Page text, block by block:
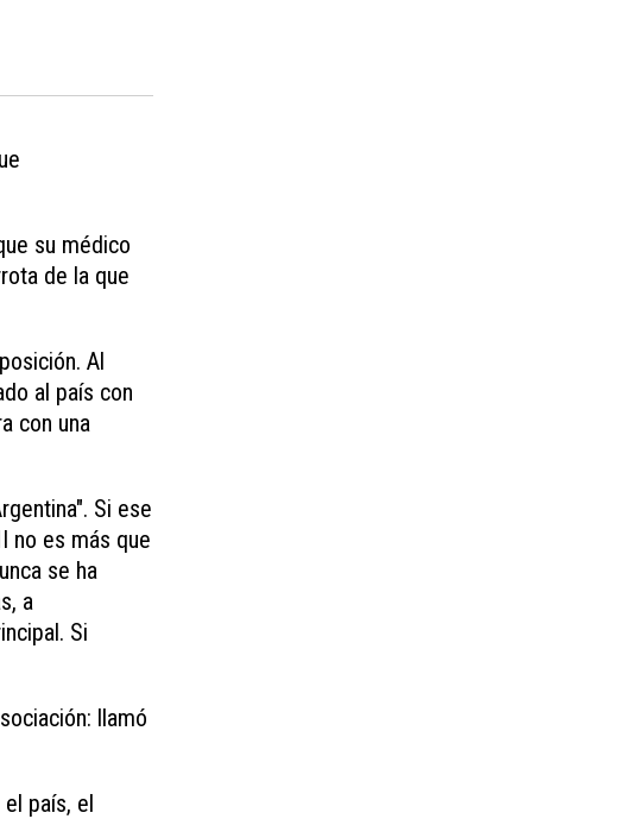
su médico
de la que
Al
al país con
con una
Si ese
no es más que
se ha
a
Si
llamó
país, el